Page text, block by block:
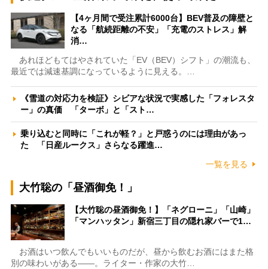
【4ヶ月間で受注累計6000台】BEV普及の障壁と
なる「航続距離の不安」「充電のストレス」解
消…
あれほどもてはやされていた「EV（BEV）シフト」の潮流も、
最近では減速基調になっているように見える。…
《雪道の対応力を検証》シビアな状況で実感した「フォレスタ
ー」の真価 「ターボ」と「スト…
乗り込むと同時に「これが軽？」と戸惑うのには理由があっ
た 「日産ルークス」さらなる躍進…
一覧を見る
大竹聡の「昼酒御免！」
【大竹聡の昼酒御免！】「ネグローニ」「山崎」
「マンハッタン」新宿三丁目の隠れ家バーで1…
お酒はいつ飲んでもいいものだが、昼から飲むお酒にはまた格
別の味わいがある――。ライター・作家の大竹…